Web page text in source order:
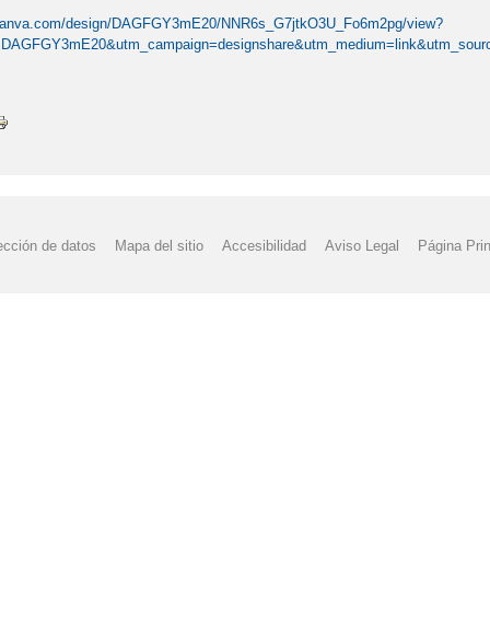
design/DAGFGY3mE20/NNR6s_G7jtkO3U_Fo6m2pg/view?
de datos Mapa del sitio Accesibilidad Aviso Legal Página